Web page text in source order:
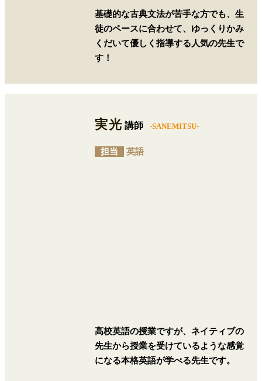
基礎的な古典文法が苦手な方でも、生
徒のペースに合わせて、ゆっくりかみ
くだいて優しく指導する人気の先生で
す！
実光 講師 -SANEMITSU-
担当 英語
高校英語の授業ですが、ネイティブの
先生から授業を受けているような感覚
になる本格英語が学べる先生です。